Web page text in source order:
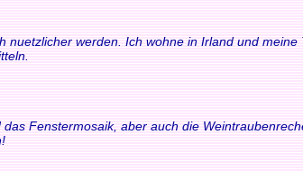
werden. Ich wohne in Irland und
Fenstermosaik, aber auch die